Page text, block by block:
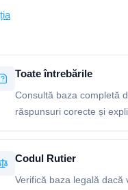
Toate întrebările
Consultă baza completă
răspunsuri corecte și
Codul Rutier
Verifică baza legală dacă